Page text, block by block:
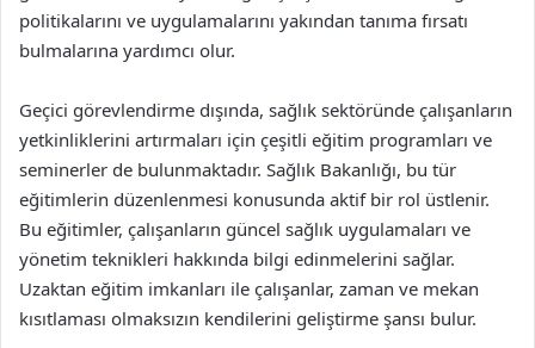
politikalarını ve uygulamalarını yakından tanıma fırsatı
bulmalarına yardımcı olur.
Geçici görevlendirme dışında, sağlık sektöründe çalışanların
yetkinliklerini artırmaları için çeşitli eğitim programları ve
seminerler de bulunmaktadır. Sağlık Bakanlığı, bu tür
eğitimlerin düzenlenmesi konusunda aktif bir rol üstlenir.
Bu eğitimler, çalışanların güncel sağlık uygulamaları ve
yönetim teknikleri hakkında bilgi edinmelerini sağlar.
Uzaktan eğitim imkanları ile çalışanlar, zaman ve mekan
kısıtlaması olmaksızın kendilerini geliştirme şansı bulur.